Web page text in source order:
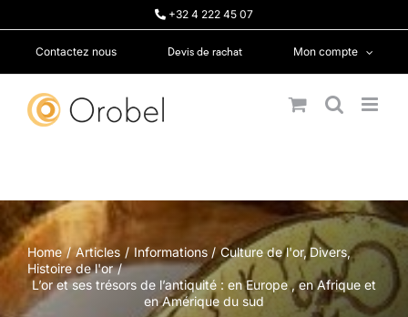
+32 4 222 45 07
Contactez nous Devis de rachat Mon compte
Home Articles Informations Culture de l'or Divers
Histoire de l'or
L’or et ses trésors de l’antiquité : en Europe , en Afrique et
en Amérique du sud